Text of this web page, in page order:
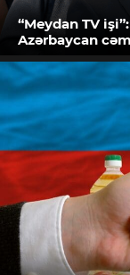
“Meydan TV
Azərbaycan